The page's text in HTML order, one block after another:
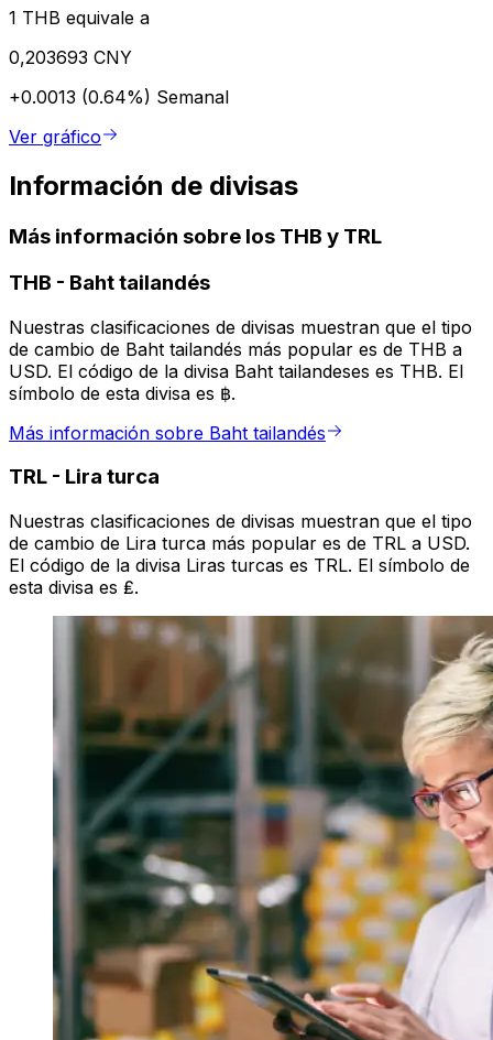
1 THB equivale a
0,203693 CNY
+0.0013 (0.64%) Semanal
Ver gráfico
Información de divisas
Más información sobre los THB y TRL
THB - Baht tailandés
Nuestras clasificaciones de divisas muestran que el tipo
de cambio de Baht tailandés más popular es de THB a
USD. El código de la divisa Baht tailandeses es THB. El
símbolo de esta divisa es ฿.
Más información sobre Baht tailandés
TRL - Lira turca
Nuestras clasificaciones de divisas muestran que el tipo
de cambio de Lira turca más popular es de TRL a USD.
El código de la divisa Liras turcas es TRL. El símbolo de
esta divisa es ₤.